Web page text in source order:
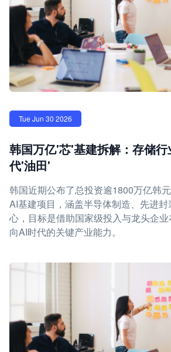
Tue Jun 30 2026
韩国万亿'芯'基建拆解：存储
代'油田'
韩国近期公布了总投资逾1800万亿韩
AI基建项目，涵盖半导体制造、先进封
心，目标是借助国家级投入与龙头企
向AI时代的关键产业能力。